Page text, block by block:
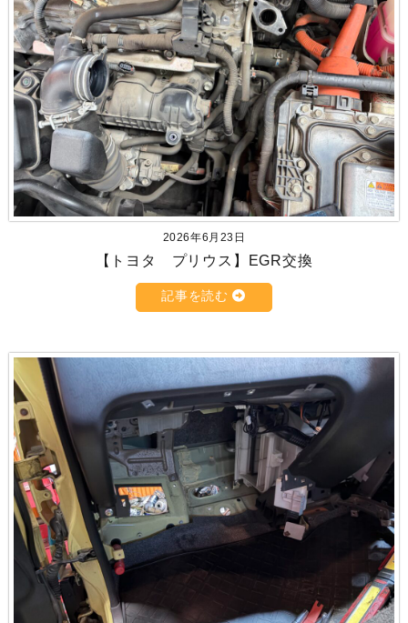
2026年6月23日
【トヨタ プリウス】EGR交換
記事を読む